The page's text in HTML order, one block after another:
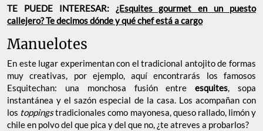
TE PUEDE INTERESAR: ¿Esquites gourmet en un puesto
callejero? Te decimos dónde y qué chef está a cargo
Manuelotes
En este lugar experimentan con el tradicional antojito de formas
muy creativas, por ejemplo, aquí encontrarás los famosos
Esquitechan: una monchosa fusión entreesquites, sopa
instantánea y el sazón especial de la casa. Los acompañan con
los toppingstradicionales como mayonesa, queso rallado, limón y
chile en polvo del que pica y del que no, ¿te atreves a probarlos?